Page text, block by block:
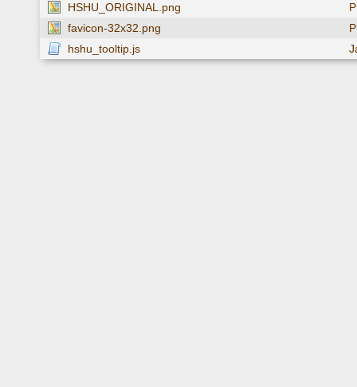
HSHU_ORIGINAL.png
favicon-32x32.png
hshu_tooltip.js